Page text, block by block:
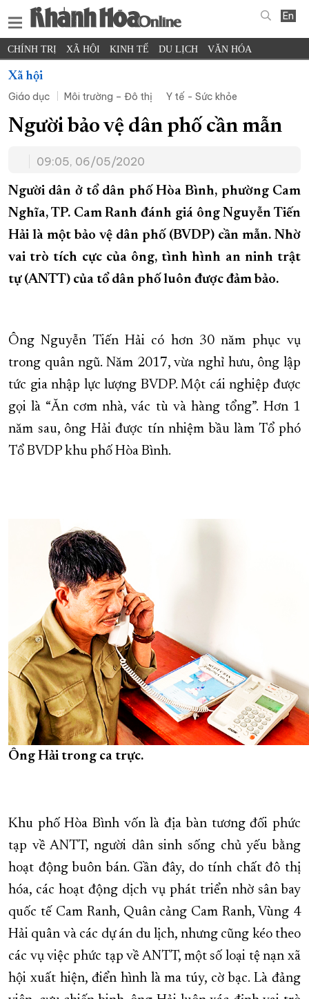
En
CHÍNH TRỊ XÃ HỘI KINH TẾ DU LỊCH VĂN HÓA
THỂ THAO
KHOA HỌC - CÔNG NGHỆ PHÁP LUẬT BẠN ĐỌC
THẾ GIỚI MULTIMEDIA VIDEO ĐỌC BÁO ONLINE
QUY HOẠCH TỈNH KHÁNH HÒA
TRƯỜNG SA BIỂN ĐẢO QUÊ HƯƠNG
CHUNG TAY CẢI CÁCH HÀNH CHÍNH
XÂY DỰNG NÔNG THÔN MỚI LỊCH CẮT ĐIỆN
TÀU - XE - MÁY BAY
KỶ NIỆM 370 NĂM XÂY DỰNG VÀ PHÁT TRIỂN TỈNH KHÁNH HÒA
XÂY DỰNG KHÁNH HÒA TRỞ THÀNH THÀNH PHỐ TRỰC THUỘC
ĐẠI HỘI ĐẢNG CÁC CẤP TRANG CHỦ VỀ BÁO KHÁNH HÒA
Xã hội
Giáo dục
Môi trường – Đô thị Y tế - Sức khỏe
Người bảo vệ dân phố cần mẫn
09:05, 06/05/2020
Người dân ở tổ dân phố Hòa Bình, phường Cam
Nghĩa, TP. Cam Ranh đánh giá ông Nguyễn Tiến
Hải là một bảo vệ dân phố (BVDP) cần mẫn. Nhờ
vai trò tích cực của ông, tình hình an ninh trật
tự (ANTT) của tổ dân phố luôn được đảm bảo.
Ông Nguyễn Tiến Hải có hơn 30 năm phục vụ
trong quân ngũ. Năm 2017, vừa nghỉ hưu, ông lập
tức gia nhập lực lượng BVDP. Một cái nghiệp được
gọi là “Ăn cơm nhà, vác tù và hàng tổng”. Hơn 1
năm sau, ông Hải được tín nhiệm bầu làm Tổ phó
Tổ BVDP khu phố Hòa Bình.
Ông Hải trong ca trực.
Khu phố Hòa Bình vốn là địa bàn tương đối phức
tạp về ANTT, người dân sinh sống chủ yếu bằng
hoạt động buôn bán. Gần đây, do tính chất đô thị
hóa, các hoạt động dịch vụ phát triển nhờ sân bay
quốc tế Cam Ranh, Quân cảng Cam Ranh, Vùng 4
Hải quân và các dự án du lịch, nhưng cũng kéo theo
các vụ việc phức tạp về ANTT, một số loại tệ nạn xã
hội xuất hiện, điển hình là ma túy, cờ bạc. Là đảng